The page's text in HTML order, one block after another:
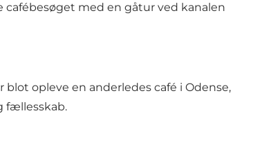
cafébesøget med en gåtur ved kanalen
opleve en anderledes café i Odense,
fællesskab.